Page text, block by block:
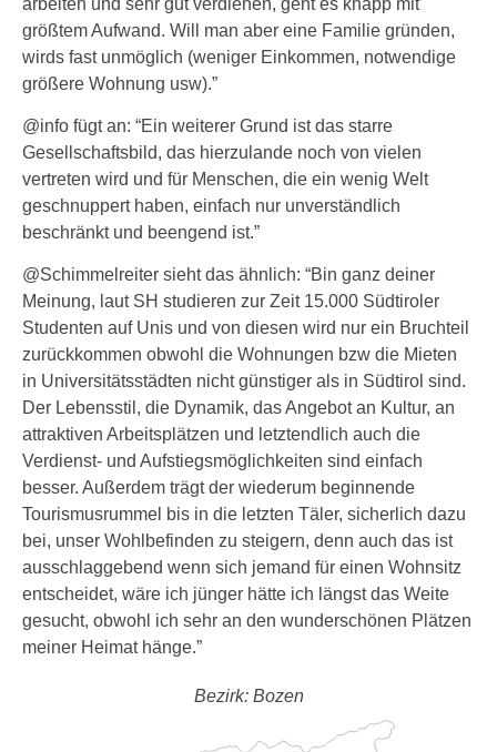
arbeiten und sehr gut verdienen, geht es knapp mit
größtem Aufwand. Will man aber eine Familie gründen,
wirds fast unmöglich (weniger Einkommen, notwendige
größere Wohnung usw).”
@info fügt an: “Ein weiterer Grund ist das starre
Gesellschaftsbild, das hierzulande noch von vielen
vertreten wird und für Menschen, die ein wenig Welt
geschnuppert haben, einfach nur unverständlich
beschränkt und beengend ist.”
@Schimmelreiter sieht das ähnlich: “Bin ganz deiner
Meinung, laut SH studieren zur Zeit 15.000 Südtiroler
Studenten auf Unis und von diesen wird nur ein Bruchteil
zurückkommen obwohl die Wohnungen bzw die Mieten
in Universitätsstädten nicht günstiger als in Südtirol sind.
Der Lebensstil, die Dynamik, das Angebot an Kultur, an
attraktiven Arbeitsplätzen und letztendlich auch die
Verdienst- und Aufstiegsmöglichkeiten sind einfach
besser. Außerdem trägt der wiederum beginnende
Tourismusrummel bis in die letzten Täler, sicherlich dazu
bei, unser Wohlbefinden zu steigern, denn auch das ist
ausschlaggebend wenn sich jemand für einen Wohnsitz
entscheidet, wäre ich jünger hätte ich längst das Weite
gesucht, obwohl ich sehr an den wunderschönen Plätzen
meiner Heimat hänge.”
Bezirk: Bozen